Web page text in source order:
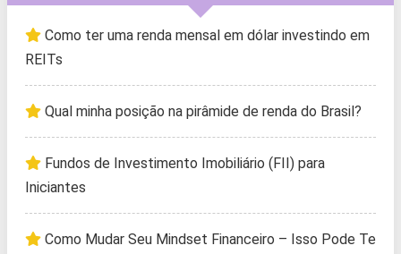
Como ter uma renda mensal em dólar investindo em
REITs
Qual minha posição na pirâmide de renda do Brasil?
Fundos de Investimento Imobiliário (FII) para
Iniciantes
Como Mudar Seu Mindset Financeiro – Isso Pode Te